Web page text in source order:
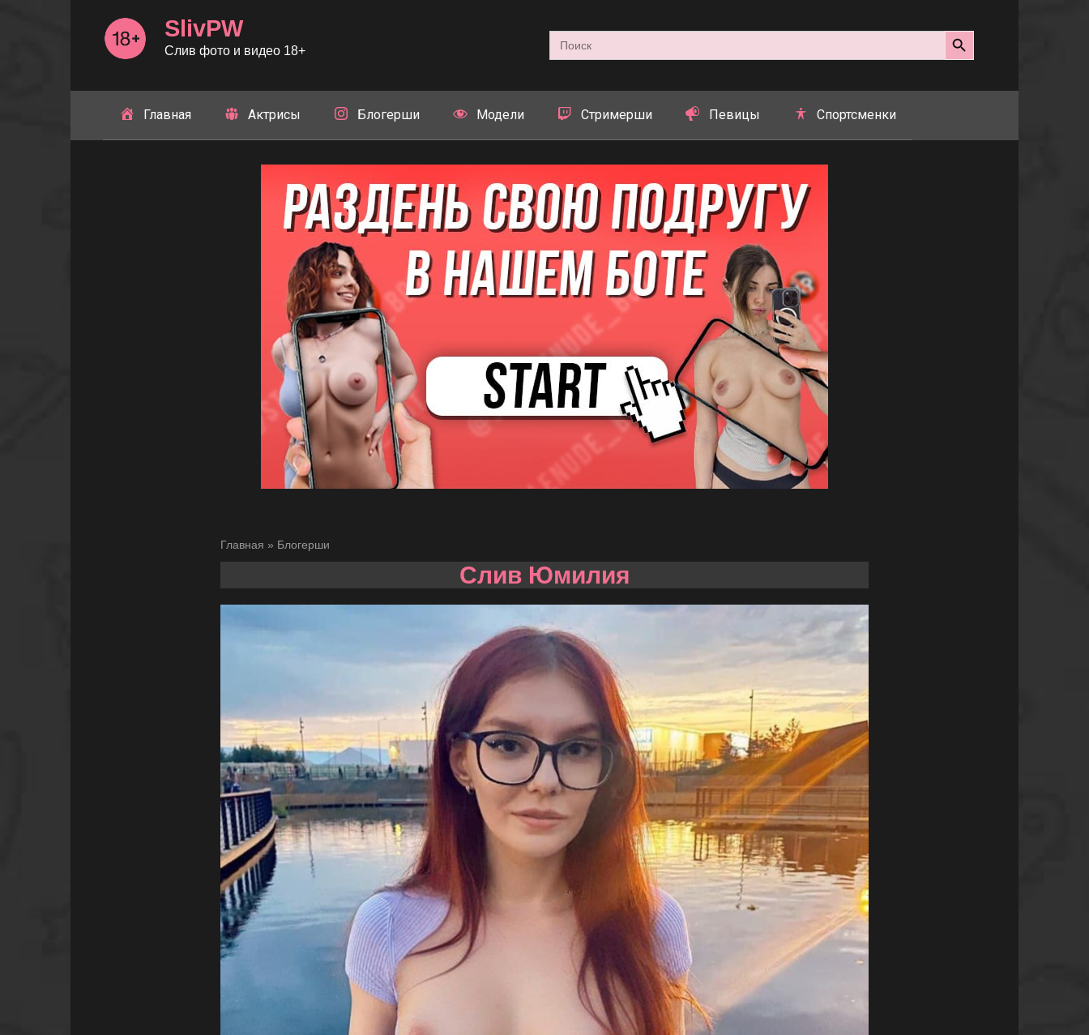
SlivPW
Слив фото и видео 18+
Search
for:
Search Button
Главная Актрисы Блогерши Модели Стримерши Певицы Спортсменки
Главная » Блогерши
Слив Юмилия